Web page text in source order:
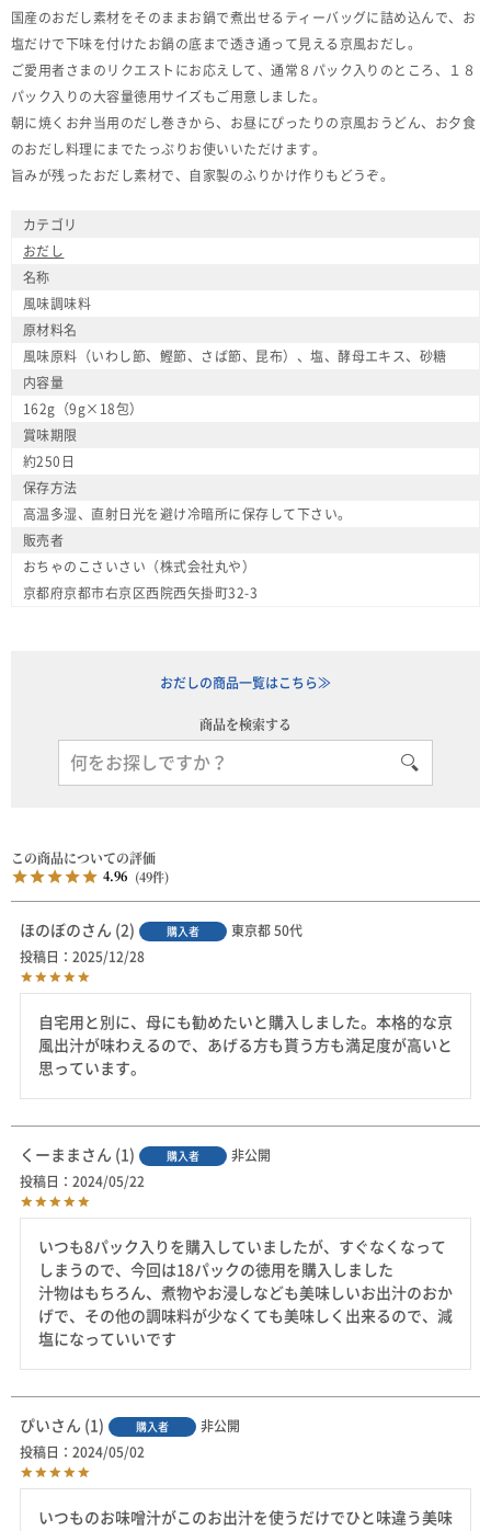
国産のおだし素材をそのままお鍋で煮出せるティーバッグに詰め込んで、お
塩だけで下味を付けたお鍋の底まで透き通って見える京風おだし。
ご愛用者さまのリクエストにお応えして、通常８パック入りのところ、１８
パック入りの大容量徳用サイズもご用意しました。
朝に焼くお弁当用のだし巻きから、お昼にぴったりの京風おうどん、お夕食
のおだし料理にまでたっぷりお使いいただけます。
旨みが残ったおだし素材で、自家製のふりかけ作りもどうぞ。
カテゴリ
おだし
名称
風味調味料
原材料名
風味原料（いわし節、鰹節、さば節、昆布）、塩、酵母エキス、砂糖
内容量
162g（9g×18包）
賞味期限
約250日
保存方法
高温多湿、直射日光を避け冷暗所に保存して下さい。
販売者
おちゃのこさいさい（株式会社丸や）
京都府京都市右京区西院西矢掛町32-3
おだしの商品一覧はこちら≫
商品を検索する
4.96 49
ほのぼの 2 購入者 東京都 50代
投稿日
2025/12/28
自宅用と別に、母にも勧めたいと購入しました。本格的な京
風出汁が味わえるので、あげる方も貰う方も満足度が高いと
思っています。
くーまま 1 購入者
非公開
投稿日
2024/05/22
いつも8パック入りを購入していましたが、すぐなくなって
しまうので、今回は18パックの徳用を購入しました
汁物はもちろん、煮物やお浸しなども美味しいお出汁のおか
げで、その他の調味料が少なくても美味しく出来るので、減
塩になっていいです
ぴい 1 購入者
非公開
投稿日
2024/05/02
いつものお味噌汁がこのお出汁を使うだけでひと味違う美味